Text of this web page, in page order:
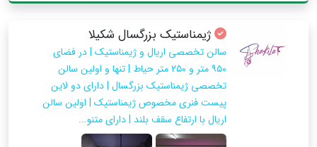
ژیمناستیک بزرگسال شکیلا
سالن تخصصی اریال و ژیمناستیک | در فضای
۹۵۰ متر و ۲۵۰ متر حیاط | تنها و اولین سالن
تخصصی ژیمناستیک بزرگسال | دارای دو لاین
پیست فنری مخصوص ژیمناستیک | اولین سالن
اریال با ارتفاع سقف بلند | دارای متنو...